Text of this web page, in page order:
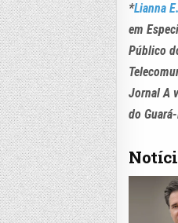
*Lianna
em
Público
Jornal A
do Guará-